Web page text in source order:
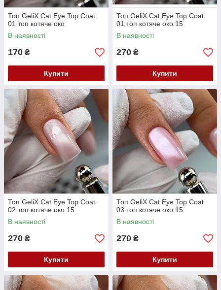
Топ GeliX Cat Eye Top Coat
01 топ котяче око
В наявності
170 ₴
Купити
Топ GeliX Cat Eye Top Coat
01 топ котяче око 15
В наявності
270 ₴
Купити
Топ GeliX Cat Eye Top Coat
02 топ котяче око 15
В наявності
270 ₴
Купити
Топ GeliX Cat Eye Top Coat
03 топ котяче око 15
В наявності
270 ₴
Купити